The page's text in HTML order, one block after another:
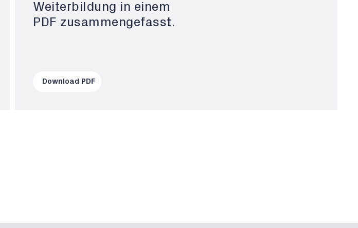
Weiterbildung in einem
PDF zusammengefasst.
Download PDF